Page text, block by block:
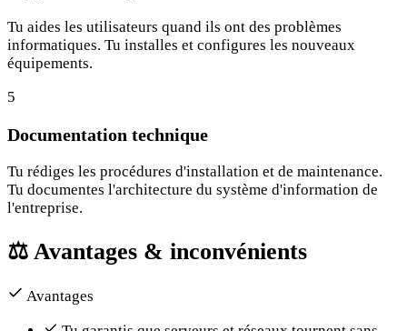
Tu aides les utilisateurs quand ils ont des problèmes
informatiques. Tu installes et configures les nouveaux
équipements.
5
Documentation technique
Tu rédiges les procédures d'installation et de maintenance.
Tu documentes l'architecture du système d'information de
l'entreprise.
⚖️ Avantages & inconvénients
Avantages